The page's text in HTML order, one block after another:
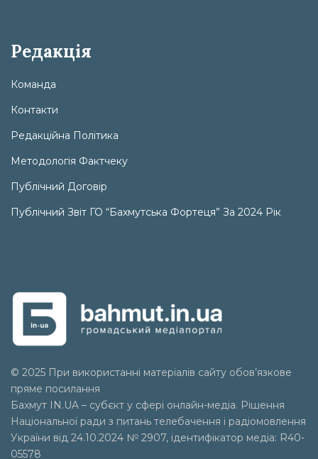
Редакція
Команда
Контакти
Редакційна Політика
Методологія Фактчеку
Публічний Договір
Публічний Звіт ГО “Бахмутська Фортеця” За 2024 Рік
© 2025 При використанні матеріалів сайту обов’язкове
пряме посилання
Бахмут IN.UA – субєкт у сфері онлайн-медіа. Рішення
Національної ради з питань телебачення і радіомовлення
України від 24.10.2024 № 2907, ідентифікатор медіа: R40-
05578